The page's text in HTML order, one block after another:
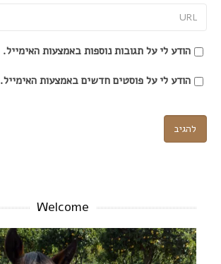
הודע לי על תגובות נוספות באמצעות האימייל.
הודע לי על פוסטים חדשים באמצעות האימייל.
Welcome